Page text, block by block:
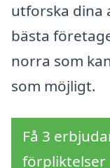
utforska dina
bästa
norra som
som möjligt.
Få 3
förpliktelser